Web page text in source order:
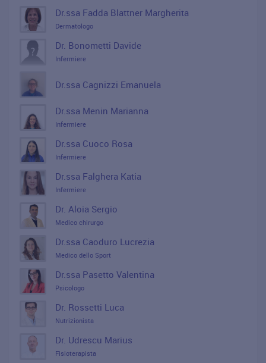
Dr.ssa Fadda Blattner Margherita
Dermatologo
Dr. Bonometti Davide
Infermiere
Dr.ssa Cagnizzi Emanuela
Dr.ssa Menin Marianna
Infermiere
Dr.ssa Cuoco Rosa
Infermiere
Dr.ssa Falghera Katia
Infermiere
Dr. Aloia Sergio
Medico chirurgo
Dr.ssa Caoduro Lucrezia
Medico dello Sport
Dr.ssa Pasetto Valentina
Psicologo
Dr. Rossetti Luca
Nutrizionista
Dr. Udrescu Marius
Fisioterapista